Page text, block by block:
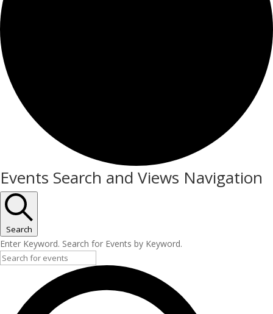
Events Search and Views Navigation
Search
Enter Keyword. Search for Events by Keyword.